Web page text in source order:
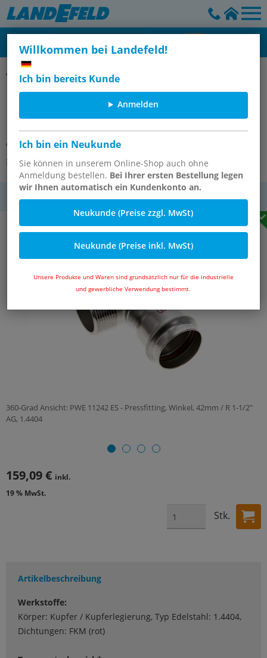
Willkommen bei Landefeld!
Ich bin bereits Kunde
Anmelden
Ich bin ein Neukunde
Sie können in unserem Online-Shop auch ohne
Anmeldung bestellen. Bei Ihrer ersten Bestellung legen
wir Ihnen automatisch ein Kundenkonto an.
Neukunde (Preise zzgl. MwSt)
Neukunde (Preise inkl. MwSt)
Unsere Produkte und Waren sind grundsätzlich nur für die industrielle
und gewerbliche Verwendung bestimmt.
Winkel 90° mit Innenpressende & Außengewinde
Pressfitting, Winkel, 42mm / R 1-
1/2" AG, 1.4404
Artikelnummer: PWE 11242 ES
Andere Varianten des Artikels
MwSt.
360-Grad Ansicht: PWE 11242 ES - Pressfitting, Winkel, 42mm / R 1-1/2"
AG, 1.4404
159,09 € inkl.
19 % MwSt.
Stk.
Artikelbeschreibung
Werkstoffe:
Körper: Kupfer / Kupferlegierung, Typ Edelstahl: 1.4404,
Dichtungen: FKM (rot)